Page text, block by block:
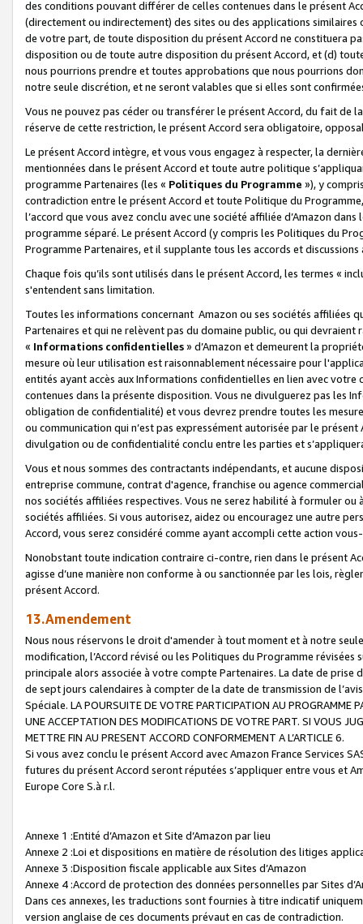
des conditions pouvant différer de celles contenues dans le présent
(directement ou indirectement) des sites ou des applications
de votre part, de toute disposition du présent Accord ne constituera
disposition ou de toute autre disposition du présent Accord, et (d)
nous pourrions prendre et toutes approbations que nous pourrions
notre seule discrétion, et ne seront valables que si elles sont
Vous ne pouvez pas céder ou transférer le présent Accord, du fait de
réserve de cette restriction, le présent Accord sera obligatoire,
Le présent Accord intègre, et vous vous engagez à respecter, la
mentionnées dans le présent Accord et toute autre politique
programme Partenaires (les « Politiques du Programme »), y
contradiction entre le présent Accord et toute Politique du
l’accord que vous avez conclu avec une société affiliée d’Amazon
programme séparé. Le présent Accord (y compris les Politiques du
Programme Partenaires, et il supplante tous les accords et discussions
Chaque fois qu’ils sont utilisés dans le présent Accord, les termes «
s'entendent sans limitation.
Toutes les informations concernant Amazon ou ses sociétés affiliées
Partenaires et qui ne relèvent pas du domaine public, ou qui
« Informations confidentielles» d’Amazon et demeurent la
mesure où leur utilisation est raisonnablement nécessaire pour
entités ayant accès aux Informations confidentielles en lien avec
contenues dans la présente disposition. Vous ne divulguerez pas les
obligation de confidentialité) et vous devrez prendre toutes les
ou communication qui n’est pas expressément autorisée par le
divulgation ou de confidentialité conclu entre les parties et
Vous et nous sommes des contractants indépendants, et aucune
entreprise commune, contrat d'agence, franchise ou agence
nos sociétés affiliées respectives. Vous ne serez habilité à formuler
sociétés affiliées. Si vous autorisez, aidez ou encouragez une autre
Accord, vous serez considéré comme ayant accompli cette action
Nonobstant toute indication contraire ci-contre, rien dans le présent
agisse d’une manière non conforme à ou sanctionnée par les lois,
présent Accord.
13.Amendement
Nous nous réservons le droit d'amender à tout moment et à notre
modification, l’Accord révisé ou les Politiques du Programme
principale alors associée à votre compte Partenaires. La date de
de sept jours calendaires à compter de la date de transmission de
Spéciale. LA POURSUITE DE VOTRE PARTICIPATION AU PROGRAMME
UNE ACCEPTATION DES MODIFICATIONS DE VOTRE PART. SI VOUS
METTRE FIN AU PRESENT ACCORD CONFORMEMENT A L’ARTICLE 6.
Si vous avez conclu le présent Accord avec Amazon France Services
futures du présent Accord seront réputées s’appliquer entre vous et
Europe Core S.à r.l.
Annexe 1 :Entité d’Amazon et Site d’Amazon par lieu
Annexe 2 :Loi et dispositions en matière de résolution des litiges
Annexe 3 :Disposition fiscale applicable aux Sites d’Amazon
Annexe 4 :Accord de protection des données personnelles par Sites
Dans ces annexes, les traductions sont fournies à titre indicatif
version anglaise de ces documents prévaut en cas de contradiction.